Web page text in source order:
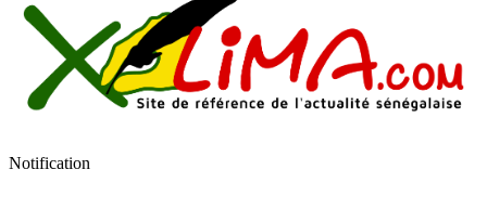
Notification